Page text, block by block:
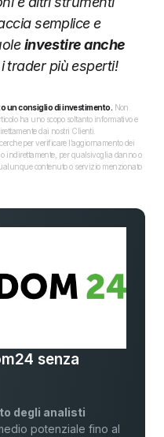
semplice e
investire anche
trader più esperti!
un consiglio di investimento. Non
ha uno scopo soltanto informativo e
dai nostri Clienti.
per verificare l’aggiornamento dei
indirettamente, per qualsivoglia danno o
contenuto o servizio menzionato
senza
degli analisti
potenziale fino al